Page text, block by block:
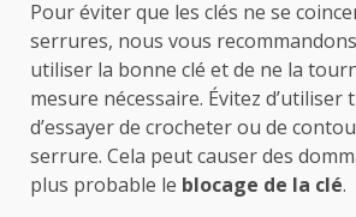
Pour éviter que les clés ne se
serrures, nous vous
utiliser la bonne clé et de ne la
mesure nécessaire. Évitez
d’essayer de crocheter ou de
serrure. Cela peut causer des
plus probable le blocage de la clé.